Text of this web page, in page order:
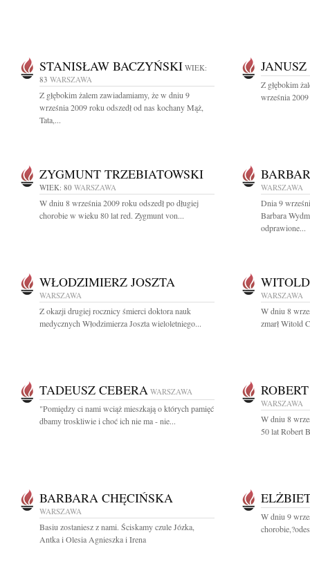
STANISŁAW BACZYŃSKI WIEK:
83 WARSZAWA
Z głębokim żalem zawiadamiamy, że w dniu 9
września 2009 roku odszedł od nas kochany Mąż,
Tata,...
Z głębokim
września
ZYGMUNT TRZEBIATOWSKI
WIEK: 80 WARSZAWA
W dniu 8 września 2009 roku odszedł po długiej
chorobie w wieku 80 lat red. Zygmunt von...
WARSZAWA
Dnia 9
Barbara
odprawione...
WŁODZIMIERZ JOSZTA
WARSZAWA
Z okazji drugiej rocznicy śmierci doktora nauk
medycznych Włodzimierza Joszta wieloletniego...
WARSZAWA
W dniu 8
zmarł Witold
TADEUSZ CEBERA WARSZAWA
"Pomiędzy ci nami wciąż mieszkają o których pamięć
dbamy troskliwie i choć ich nie ma - nie...
WARSZAWA
W dniu 8
50 lat Robert
BARBARA CHĘCIŃSKA
WARSZAWA
Basiu zostaniesz z nami. Ściskamy czule Józka,
Antka i Olesia Agnieszka i Irena
W dniu 9